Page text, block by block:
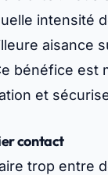
intensité
aisance
bénéfice est
et
contact
trop entre